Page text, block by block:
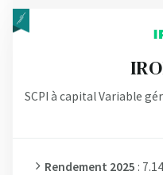
SCPI à capital Variable
Rendement 2025 :